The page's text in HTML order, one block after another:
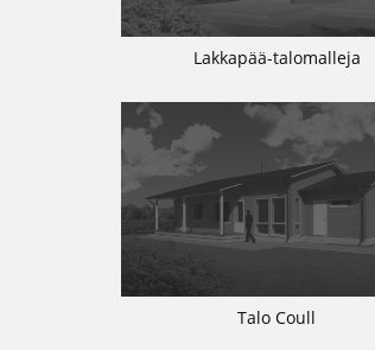
Lakkapää-talomalleja
Talo Coull